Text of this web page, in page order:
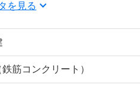
を見る
筋コンクリート）